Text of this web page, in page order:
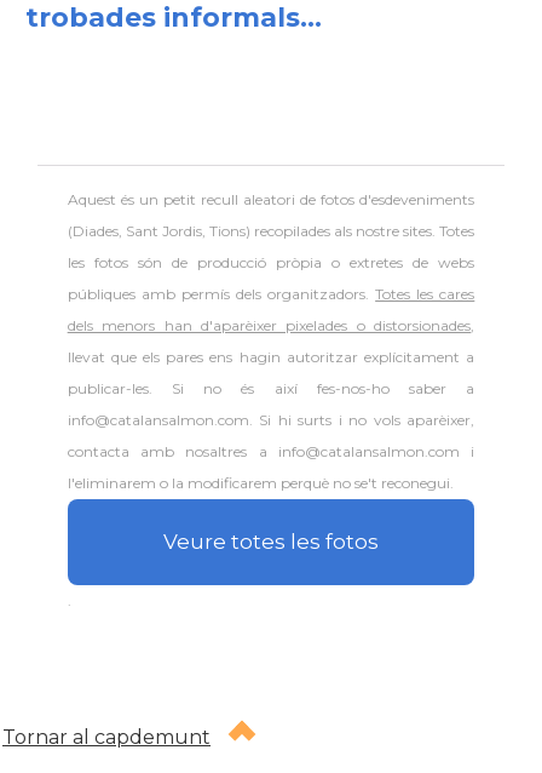
trobades informals...
Aquest és un petit recull aleatori defotos d'esdeveniments
(Diades, Sant Jordis, Tions) recopilades als nostre sites. Totes
les fotos són de producció pròpia o extretes de webs
públiques amb permís dels organitzadors.Totes les cares
dels menors han d'aparèixer pixelades o distorsionades,
llevat que els pares ens hagin autoritzar explícitament a
publicar-les. Si no és així fes-nos-ho saber a
info@catalansalmon.com. Si hi surts i no vols aparèixer,
contacta amb nosaltres a info@catalansalmon.com i
l'eliminarem o la modificarem perquè no se't reconegui.
Veure totes les fotos
Tornar al capdemunt